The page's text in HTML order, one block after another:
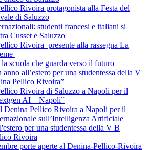
Rivoira protagonista alla Festa del
di Saluzzo
studenti francesi e italiani si
Cusset e Saluzzo
Rivoira presente alla rassegna La
scuola che guarda verso il futuro
anno all’estero per una studentessa della V
Pellico Rivoira”
Rivoira di Saluzzo a Napoli per il
AI – Napoli”
Denina Pellico Rivoira a Napoli per il
sull’Intelligenza Artificiale
per una studentessa della V B
Rivoira
porte aperte al Denina-Pellico-Rivoira